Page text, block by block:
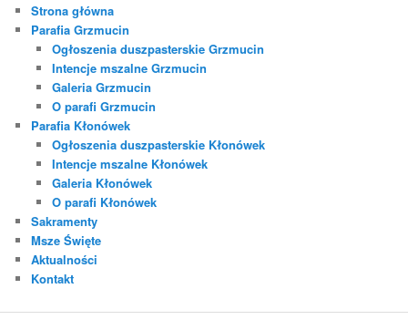
Strona główna
Parafia Grzmucin
Ogłoszenia duszpasterskie Grzmucin
Intencje mszalne Grzmucin
Galeria Grzmucin
O parafi Grzmucin
Parafia Kłonówek
Ogłoszenia duszpasterskie Kłonówek
Intencje mszalne Kłonówek
Galeria Kłonówek
O parafi Kłonówek
Sakramenty
Msze Święte
Aktualności
Kontakt